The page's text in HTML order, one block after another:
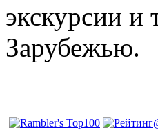
экскурсии
Зарубежью.